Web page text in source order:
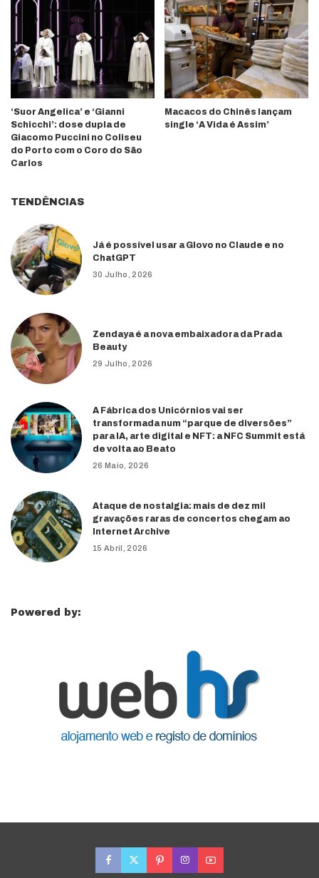
‘Suor Angelica’ e ‘Gianni
Schicchi’: dose dupla de
Giacomo Puccini no Coliseu
do Porto com o Coro do São
Carlos
Macacos do Chinês lançam
single ‘A Vida é Assim’
TENDÊNCIAS
Já é possível usar a Glovo no Claude e no
ChatGPT
30 Julho, 2026
Zendaya é a nova embaixadora da Prada
Beauty
29 Julho, 2026
A Fábrica dos Unicórnios vai ser
transformada num “parque de diversões”
para IA, arte digital e NFT: a NFC Summit está
de volta ao Beato
26 Maio, 2026
Ataque de nostalgia: mais de dez mil
gravações raras de concertos chegam ao
Internet Archive
15 Abril, 2026
Powered by: